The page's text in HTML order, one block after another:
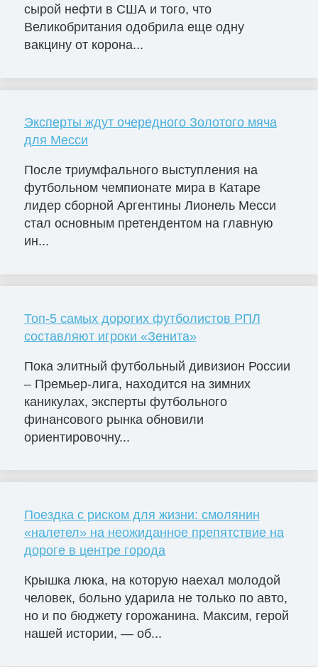
сырой нефти в США и того, что
Великобритания одобрила еще одну
вакцину от корона...
Эксперты ждут очередного Золотого мяча
для Месси
После триумфального выступления на
футбольном чемпионате мира в Катаре
лидер сборной Аргентины Лионель Месси
стал основным претендентом на главную
ин...
Топ-5 самых дорогих футболистов РПЛ
составляют игроки «Зенита»
Пока элитный футбольный дивизион России
– Премьер-лига, находится на зимних
каникулах, эксперты футбольного
финансового рынка обновили
ориентировочну...
Поездка с риском для жизни: смолянин
«налетел» на неожиданное препятствие на
дороге в центре города
Крышка люка, на которую наехал молодой
человек, больно ударила не только по авто,
но и по бюджету горожанина. Максим, герой
нашей истории, — об...